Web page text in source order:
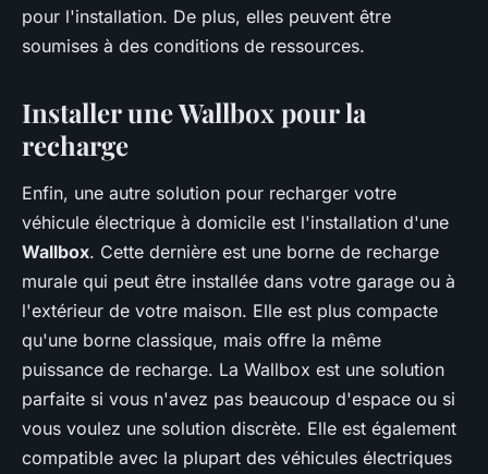
pour l'installation. De plus, elles peuvent être
soumises à des conditions de ressources.
Installer une Wallbox pour la
recharge
Enfin, une autre solution pour recharger votre
véhicule électrique à domicile est l'installation d'une
Wallbox. Cette dernière est une borne de recharge
murale qui peut être installée dans votre garage ou à
l'extérieur de votre maison. Elle est plus compacte
qu'une borne classique, mais offre la même
puissance de recharge. La Wallbox est une solution
parfaite si vous n'avez pas beaucoup d'espace ou si
vous voulez une solution discrète. Elle est également
compatible avec la plupart des véhicules électriques